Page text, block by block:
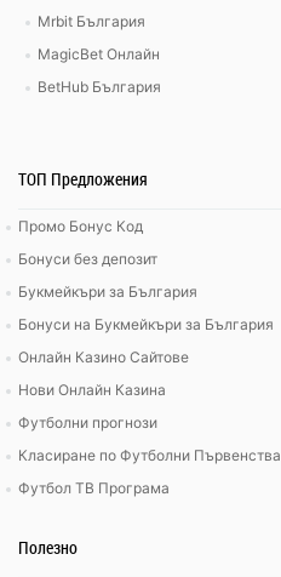
Mrbit България
MagicBet Онлайн
BetHub България
ТОП Предложения
Промо Бонус Код
Бонуси без депозит
Букмейкъри за България
Бонуси на Букмейкъри за България
Онлайн Казино Сайтове
Нови Онлайн Казина
Футболни прогнози
Класиране по Футболни Първенства
Футбол ТВ Програма
Полезно